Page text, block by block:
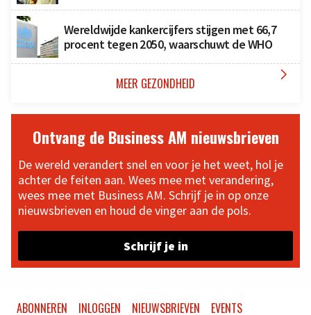
Wereldwijde kankercijfers stijgen met 66,7
procent tegen 2050, waarschuwt de WHO
MEER GEZONDHEID 
Ontvang de Business AM nieuwsbrieven
De wereld verandert snel en voor je het weet, hol je
achter de feiten aan. Wees mee met verandering,
wees mee met Business AM. Schrijf je in op onze
nieuwsbrieven en houd de vinger aan de pols.
Schrijf je in
ABONNEREN INLOGGEN NIEUWSBRIEVEN EVENTS